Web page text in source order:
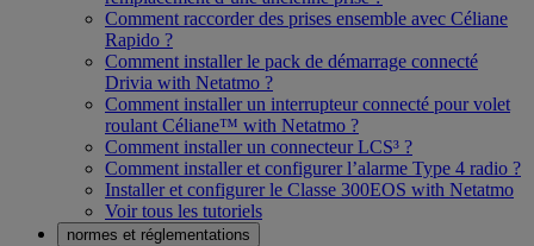
Comment raccorder des prises ensemble avec Céliane
Rapido ?
Comment installer le pack de démarrage connecté
Drivia with Netatmo ?
Comment installer un interrupteur connecté pour volet
roulant Céliane™ with Netatmo ?
Comment installer un connecteur LCS³ ?
Comment installer et configurer l’alarme Type 4 radio ?
Installer et configurer le Classe 300EOS with Netatmo
Voir tous les tutoriels
normes et réglementations